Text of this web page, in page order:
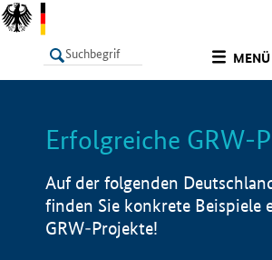
MENÜ
LISTE
Erfolgreiche GRW-
Auf der folgenden
finden Sie konkrete Beispiele
GRW-Projekte!